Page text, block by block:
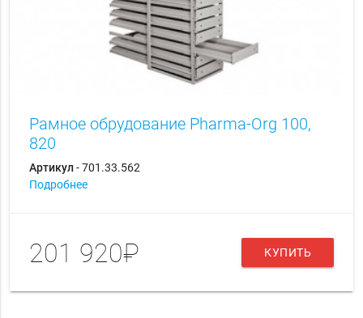
Рамное обрудование Pharma-Org 100,
820
Артикул- 701.33.562
Подробнее
201 920₽ КУПИТЬ